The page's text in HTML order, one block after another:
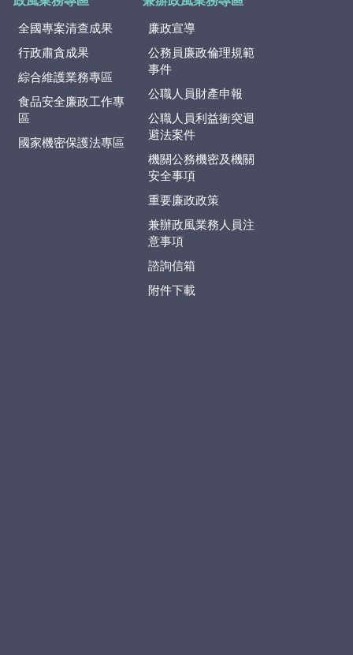
全國專案清查成果
行政肅貪成果
綜合維護業務專區
食品安全廉政工作專
區
國家機密保護法專區
廉政宣導
公務員廉政倫理規範
事件
公職人員財產申報
公職人員利益衝突迴
避法案件
機關公務機密及機關
安全事項
重要廉政政策
兼辦政風業務人員注
意事項
諮詢信箱
附件下載